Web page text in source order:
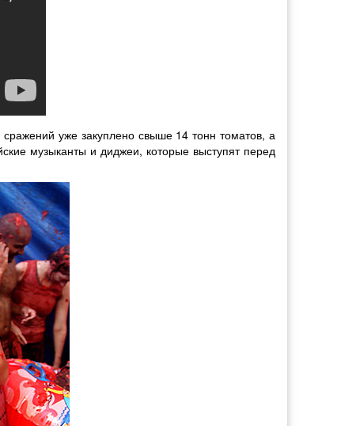
уже закуплено свыше 14 тонн томатов, а
музыканты и диджеи, которые выступят перед